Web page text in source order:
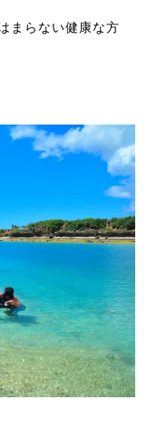
まらない健康な方